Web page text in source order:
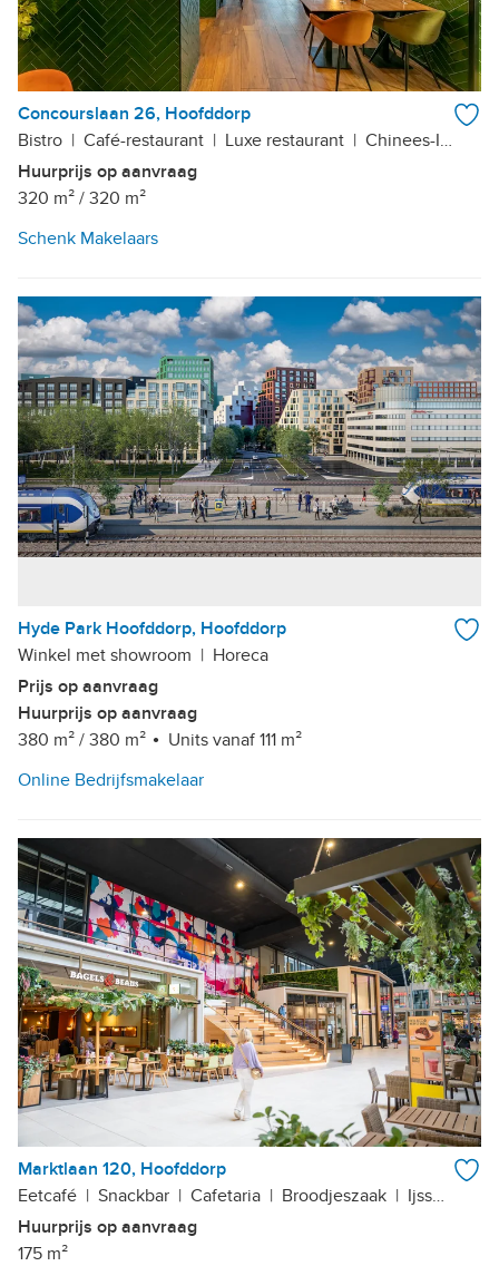
Concourslaan 26, Hoofddorp
Bistro | Café-restaurant | Luxe restaurant | Chinees-Indisch restaurant
Huurprijs op aanvraag
320 m² / 320 m²
Schenk Makelaars
Hyde Park Hoofddorp, Hoofddorp
Winkel met showroom | Horeca
Prijs op aanvraag
Huurprijs op aanvraag
380 m² / 380 m²
Units vanaf 111 m²
Online Bedrijfsmakelaar
Marktlaan 120, Hoofddorp
Eetcafé | Snackbar | Cafetaria | Broodjeszaak | Ijssalon
Huurprijs op aanvraag
175 m²